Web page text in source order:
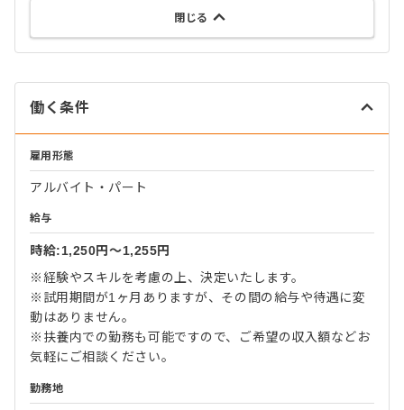
閉じる
働く条件
雇用形態
アルバイト・パート
給与
時給:1,250円〜1,255円
※経験やスキルを考慮の上、決定いたします。
※試用期間が1ヶ月ありますが、その間の給与や待遇に変
動はありません。
※扶養内での勤務も可能ですので、ご希望の収入額などお
気軽にご相談ください。
勤務地